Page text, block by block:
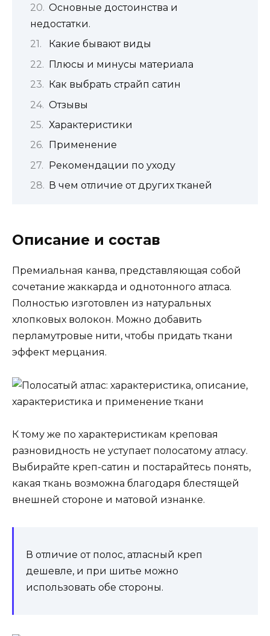
Основные достоинства и
недостатки.
Какие бывают виды
Плюсы и минусы материала
Как выбрать страйп сатин
Отзывы
Характеристики
Применение
Рекомендации по уходу
В чем отличие от других тканей
Описание и состав
Премиальная канва, представляющая собой
сочетание жаккарда и однотонного атласа.
Полностью изготовлен из натуральных
хлопковых волокон. Можно добавить
перламутровые нити, чтобы придать ткани
эффект мерцания.
К тому же по характеристикам креповая
разновидность не уступает полосатому атласу.
Выбирайте креп-сатин и постарайтесь понять,
какая ткань возможна благодаря блестящей
внешней стороне и матовой изнанке.
В отличие от полос, атласный креп
дешевле, и при шитье можно
использовать обе стороны.